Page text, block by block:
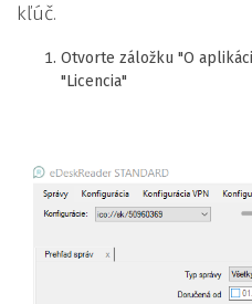
kľúč.
Otvorte záložku "O
"Licencia"